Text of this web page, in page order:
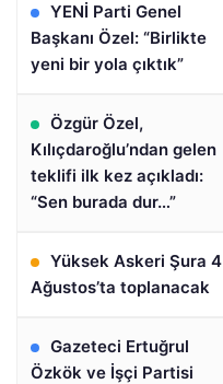
YENİ Parti Genel
Başkanı Özel: “Birlikte
yeni bir yola çıktık”
Özgür Özel,
Kılıçdaroğlu’ndan gelen
teklifi ilk kez açıkladı:
“Sen burada dur…”
Yüksek Askeri Şura 4
Ağustos’ta toplanacak
Gazeteci Ertuğrul
Özkök ve İşçi Partisi